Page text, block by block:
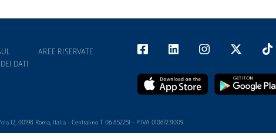
DATI
AREE RISERVATE
12, 00198 Roma, Italia - Centralino T 06 852251 - P.IVA 01067231009